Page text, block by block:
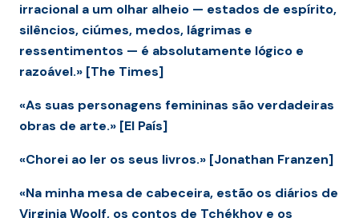
irracional a um olhar alheio — estados de espírito,
silêncios, ciúmes, medos, lágrimas e
ressentimentos — é absolutamente lógico e
razoável.» [The Times]
«As suas personagens femininas são verdadeiras
obras de arte.» [El País]
«Chorei ao ler os seus livros.» [Jonathan Franzen]
«Na minha mesa de cabeceira, estão os diários de
Virginia Woolf, os contos de Tchékhov e os